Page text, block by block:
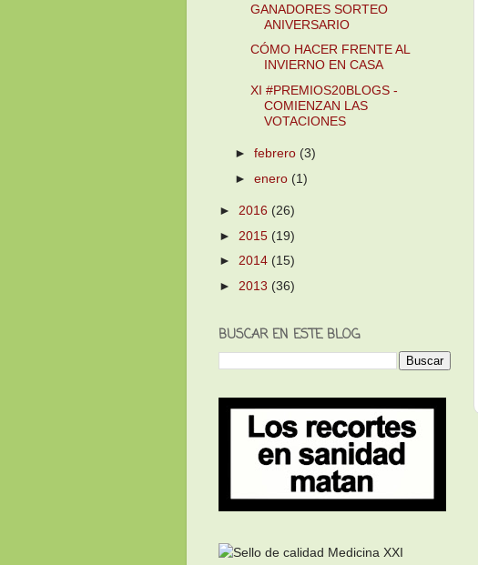
GANADORES SORTEO
ANIVERSARIO
CÓMO HACER FRENTE AL
INVIERNO EN CASA
XI #PREMIOS20BLOGS -
COMIENZAN LAS
VOTACIONES
► febrero (3)
► enero (1)
► 2016 (26)
► 2015 (19)
► 2014 (15)
► 2013 (36)
BUSCAR EN ESTE BLOG